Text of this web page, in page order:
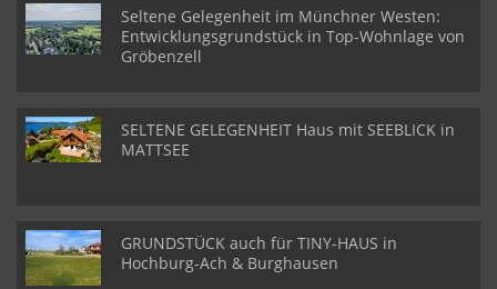
Seltene Gelegenheit im Münchner Westen:
Entwicklungsgrundstück in Top-Wohnlage von
Gröbenzell
SELTENE GELEGENHEIT Haus mit SEEBLICK in
MATTSEE
GRUNDSTÜCK auch für TINY-HAUS in
Hochburg-Ach & Burghausen